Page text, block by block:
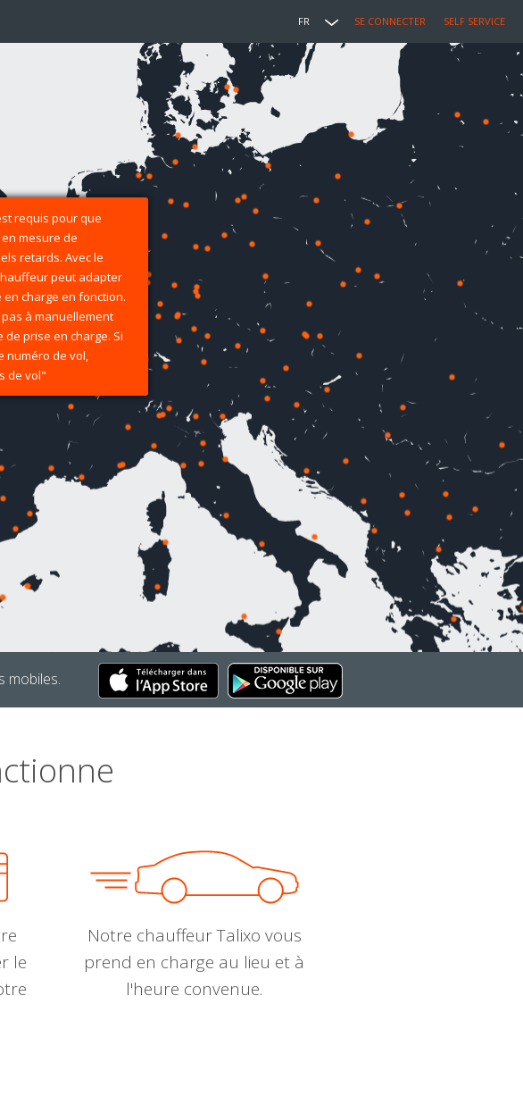
FR SE CONNECTER SELF SERVICE
requis pour que
mesure de
retards. Avec le
peut adapter
charge en fonction.
à manuellement
prise en charge. Si
numéro de vol,
de vol"
mobiles.
le
Notre chauffeur Talixo vous
prend en charge au lieu et à
l'heure convenue.